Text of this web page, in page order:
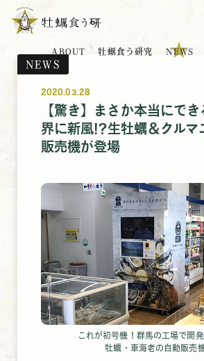
ABOUT 牡蠣食う研究 NEWS
NEWS
2020.03.28
【驚き】まさか本当にで
界に新風!?生牡蠣＆クルマ
販売機が登場
これが初号機！群馬の工場で開発
牡蠣・車海老の自動販売